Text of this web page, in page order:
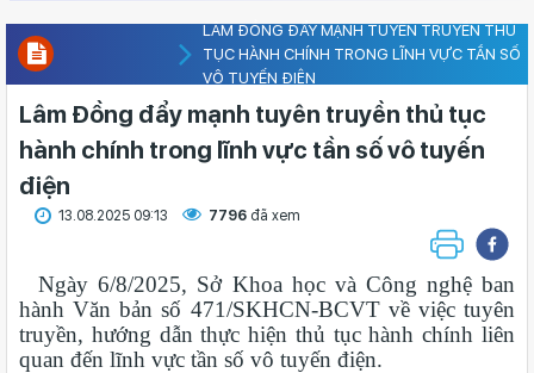
LÂM ĐỒNG ĐẨY MẠNH TUYÊN TRUYỀN THỦ
TỤC HÀNH CHÍNH TRONG LĨNH VỰC TẦN SỐ
VÔ TUYẾN ĐIỆN
Lâm Đồng đẩy mạnh tuyên truyền thủ tục
hành chính trong lĩnh vực tần số vô tuyến
điện
13.08.2025 09:13 7796 đã xem
Ngày 6/8/2025, Sở Khoa học và Công nghệ ban
hành Văn bản số 471/SKHCN-BCVT về việc tuyên
truyền, hướng dẫn thực hiện thủ tục hành chính liên
quan đến lĩnh vực tần số vô tuyến điện.